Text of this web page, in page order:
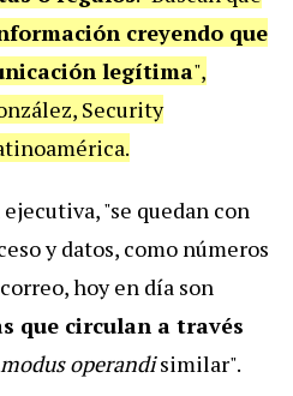
creyendo que
legítima",
Security
"se quedan con
y datos, como números
hoy en día son
que circulan a través
modus operandisimilar".